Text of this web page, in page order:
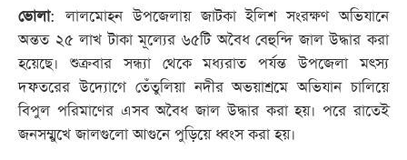
ভোলা: লালমোহন উপজেলায় জাটকা ইলিশ সংরক্ষণ অভিযানে
অন্তত ২৫ লাখ টাকা মূল্যের ৬৫টি অবৈধ বেহুন্দি জাল উদ্ধার করা
হয়েছে। শুক্রবার সন্ধ্যা থেকে মধ্যরাত পর্যন্ত উপজেলা মৎস্য
দফতরের উদ্যোগে তেঁতুলিয়া নদীর অভয়াশ্রমে অভিযান চালিয়ে
বিপুল পরিমাণের এসব অবৈধ জাল উদ্ধার করা হয়। পরে রাতেই
জনসম্মুখে জালগুলো আগুনে পুড়িয়ে ধ্বংস করা হয়।